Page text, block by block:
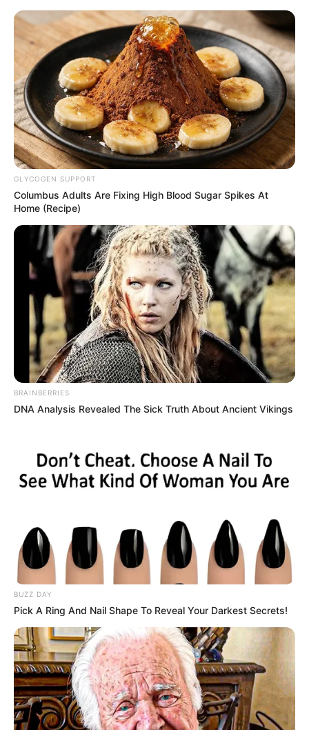
ACE ACS > CONACS > Notícia >
CONACS realização
mais uma ação em favorecimento de suas bases nos estados.
CONACS realização mais uma
ação em favorecimento de suas
bases nos estados.
fortalecimento de suas bases. —Foto/Reprodução.
CONACS realização mais uma ação em favorecimento de suas
bases nos estados.
PublicadonoJASBem29.novembro.2022.
Grupos no WhatsApp | O JASB - Jornal dos Agentes de Saúde do
Brasil vem publicando uma série de ações da CONACS -
GLYCOGEN SUPPORT
Columbus Adults Are Fixing High Blood Sugar Spikes At
Home (Recipe)
BRAINBERRIES
DNA Analysis Revealed The Sick Truth About Ancient Vikings
BUZZ DAY
Pick A Ring And Nail Shape To Reveal Your Darkest Secrets!